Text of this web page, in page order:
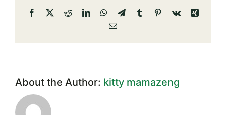
ตรวจ
Facebook
X RedditLinkedInWhatsApp
TelegramTumblrPinterest
Vk
Xing
Email
About the Author: kitty mamazeng